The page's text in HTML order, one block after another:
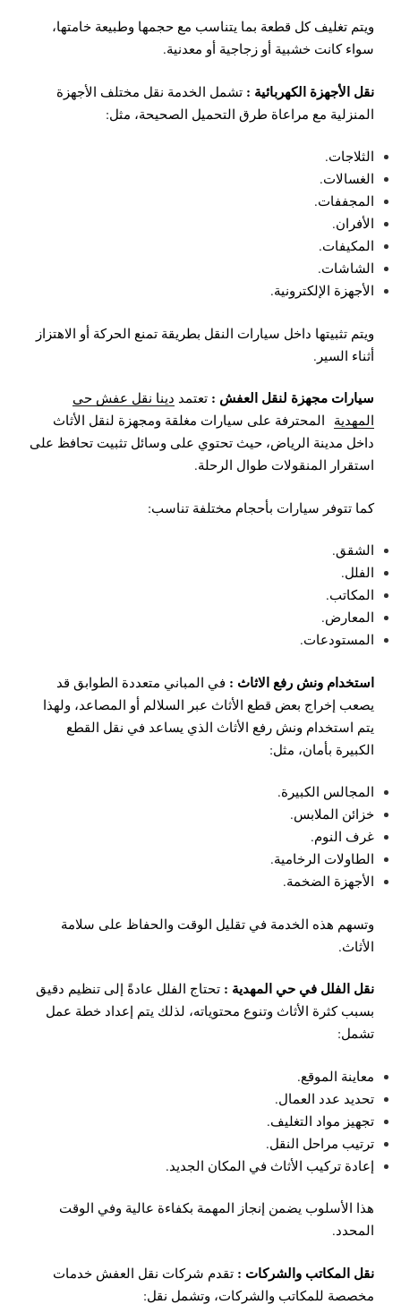
ويتم تغليف كل قطعة بما يتناسب مع حجمها وطبيعة خامتها،
سواء كانت خشبية أو زجاجية أو معدنية.
نقل الأجهزة الكهربائية : تشمل الخدمة نقل مختلف الأجهزة
المنزلية مع مراعاة طرق التحميل الصحيحة، مثل:
الثلاجات.
الغسالات.
المجففات.
الأفران.
المكيفات.
الشاشات.
الأجهزة الإلكترونية.
ويتم تثبيتها داخل سيارات النقل بطريقة تمنع الحركة أو الاهتزاز
أثناء السير.
سيارات مجهزة لنقل العفش : تعتمد دينا نقل عفش حي
المهدية المحترفة على سيارات مغلقة ومجهزة لنقل الأثاث
داخل مدينة الرياض، حيث تحتوي على وسائل تثبيت تحافظ على
استقرار المنقولات طوال الرحلة.
كما تتوفر سيارات بأحجام مختلفة تناسب:
الشقق.
الفلل.
المكاتب.
المعارض.
المستودعات.
استخدام ونش رفع الاثاث : في المباني متعددة الطوابق قد
يصعب إخراج بعض قطع الأثاث عبر السلالم أو المصاعد، ولهذا
يتم استخدام ونش رفع الأثاث الذي يساعد في نقل القطع
الكبيرة بأمان، مثل:
المجالس الكبيرة.
خزائن الملابس.
غرف النوم.
الطاولات الرخامية.
الأجهزة الضخمة.
وتسهم هذه الخدمة في تقليل الوقت والحفاظ على سلامة
الأثاث.
نقل الفلل في حي المهدية : تحتاج الفلل عادةً إلى تنظيم دقيق
بسبب كثرة الأثاث وتنوع محتوياته، لذلك يتم إعداد خطة عمل
تشمل:
معاينة الموقع.
تحديد عدد العمال.
تجهيز مواد التغليف.
ترتيب مراحل النقل.
إعادة تركيب الأثاث في المكان الجديد.
هذا الأسلوب يضمن إنجاز المهمة بكفاءة عالية وفي الوقت
المحدد.
نقل المكاتب والشركات : تقدم شركات نقل العفش خدمات
مخصصة للمكاتب والشركات، وتشمل نقل: